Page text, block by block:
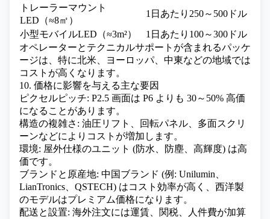
トレーラーマウント
LED（≈8㎡）
1日あたり250～500ドル
小型モバイルLED（≈3m²）
1日あたり100～300ドル
オペレーターとテクニカルサポートが含まれるパッケ
ージは、特に北米、ヨーロッパ、中東などの地域では
コストが高くなります。
10. 価格に影響を与える主な要因
ピクセルピッチ: P2.5 画面は P6 よりも 30～50% 高価
になることがあります。
構造の複雑さ: 油圧リフト、回転パネル、多面スクリ
ーンなどによりコストが増加します。
環境: 屋外仕様のユニット (防水、防塵、高輝度) は高
価です。
ブランドと原産地: 中国ブランド (例: Unilumin、
LianTronics、QSTECH) はコスト効率が高く、西洋製
のモデルはプレミアム価格になります。
配送と設置: 海外注文には運賃、関税、人件費が加算